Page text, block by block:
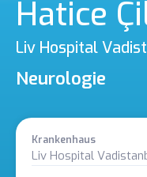
Hatice
Liv Hospital
Neurologie
Krankenhaus
Liv Hospital